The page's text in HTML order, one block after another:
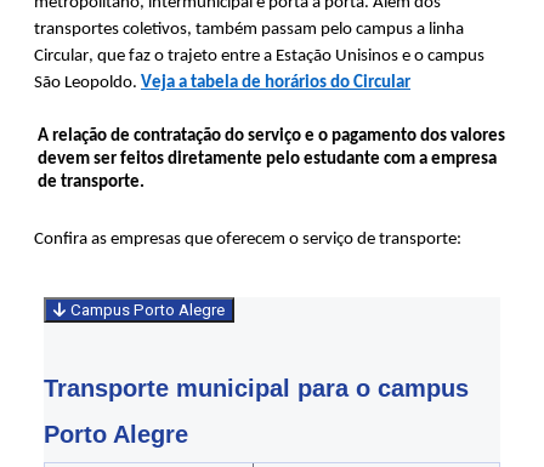
transportes coletivos, também passam pelo campus a linha
Circular, que faz o trajeto entre a Estação Unisinos e o campus
São Leopoldo. Veja a tabela de horários do Circular
A relação de contratação do serviço e o pagamento dos valores
devem ser feitos diretamente pelo estudante com a empresa
de transporte.
Confira as empresas que oferecem o serviço de transporte:
Campus Porto Alegre
Transporte municipal para o campus
Porto Alegre